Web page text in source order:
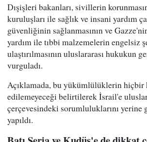
Dışişleri bakanları, sivillerin
kuruluşları ile sağlık ve insani yardım
güvenliğinin sağlanmasının ve
yardım ile tıbbi malzemelerin engelsiz
ulaştırılmasının uluslararası hukukun
vurguladı.
Açıklamada, bu yükümlülüklerin hiçbir
edilemeyeceği belirtilerek İsrail'e
çerçevesindeki sorumluluklarını yerine
yapıldı.